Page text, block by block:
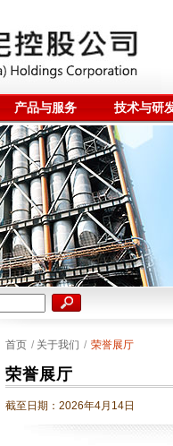
产品与服务 技术与研
首页 / 关于我们 / 荣誉展厅
荣誉展厅
截至日期： 2026年4月14日